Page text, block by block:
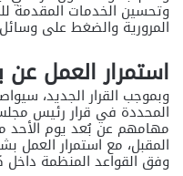
وتحسين الخدمات المقدمة
المرورية والضغط على
استمرار العمل عن
وبموجب القرار الجديد،
مهامهم عن بُعد يوم الأحد
المقبل، مع استمرار
وفق القواعد المنظمة